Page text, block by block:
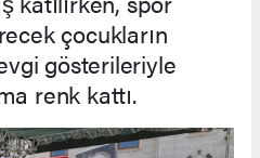
çocukların
gösterileriyle
renk kattı.